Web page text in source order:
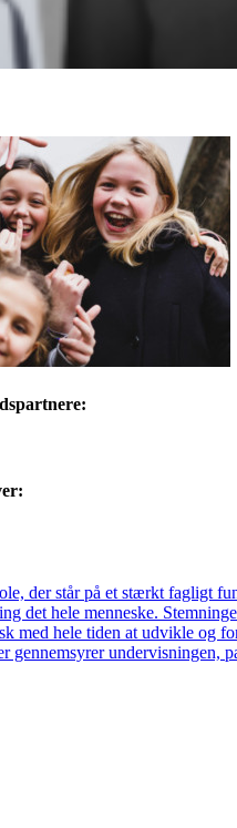
der står på et stærkt fagligt
det hele menneske.
med hele tiden at udvikle og
gennemsyrer undervisningen,